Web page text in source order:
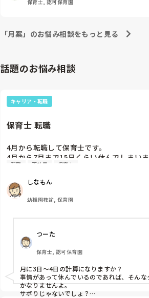
保育士, 認可保育園
「月案」のお悩み相談をもっと見る
話題のお悩み相談
キャリア・転職
保育士 転職
4月から転職して保育士です。
4月から7月まで15日くらい休んでしまいま
同じクラスの先生いるのですが、いい気し
すかね？
転職 正社員 保育士
しなもん
幼稚園教諭, 保育園
つーた
保育士, 認可保育園
月に3日〜4日の計算になりますか？
事情があって休んでいるのであれば、そんな
かなりませんよ。
サボりじゃないでしょ？